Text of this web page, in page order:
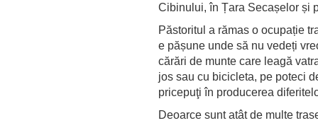
Cibinului, în Țara Secașelor și
Păstoritul a rămas o ocupație
e pășune unde să nu vedeți
cărări de munte care leagă
jos sau cu bicicleta, pe poteci
pricepuţi în producerea
Deoarce sunt atât de multe